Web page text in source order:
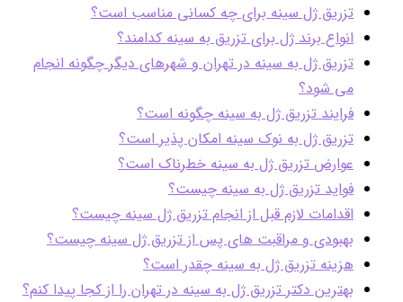
تزریق ژل سینه برای چه کسانی مناسب است؟
انواع برند ژل برای تزریق به سینه کدامند؟
تزريق ژل به سينه در تهران و شهرهای دیگر چگونه انجام
می شود؟
فرایند تزريق ژل به سينه چگونه است؟
تزریق ژل به نوک سینه امکان پذیر است؟
عوارض تزريق ژل به سينه خطرناک است؟
فواید تزریق ژل به سینه چیست؟
اقدامات لازم قبل از انجام تزریق ژل سینه چیست؟
بهبودی و مراقبت های پس از تزریق ژل سینه چیست؟
هزینه تزريق ژل به سينه چقدر است؟
بهترین دکتر تزریق ژل به سینه در تهران را از کجا پیدا کنم؟